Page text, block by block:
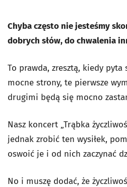
Chyba często nie jesteśmy
dobrych słów, do chwalenia
To prawda, zresztą, kiedy pyta
mocne strony, te pierwsze
drugimi będą się mocno
Nasz koncert „Trąbka
jednak zrobić ten wysiłek,
oswoić je i od nich zaczynać
No i muszę dodać, że